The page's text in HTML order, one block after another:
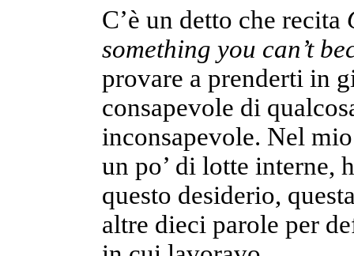
C’è un detto che recita
something you can’t
provare a prenderti in
consapevole di
inconsapevole. Nel
un po’ di lotte interne,
questo desiderio,
altre dieci parole per